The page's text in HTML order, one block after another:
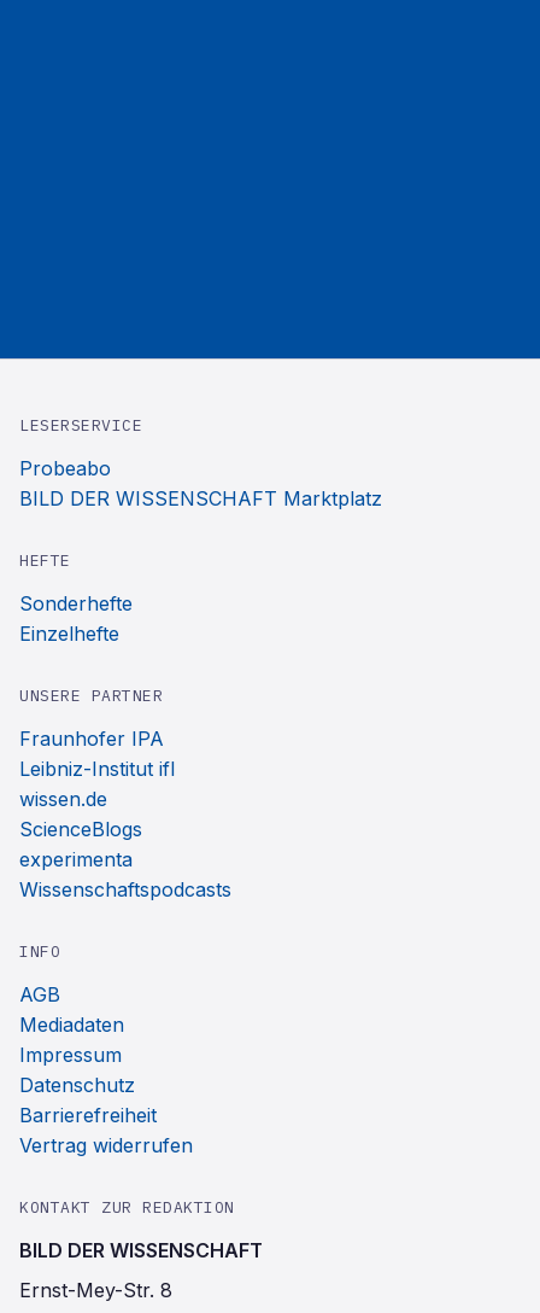
LESERSERVICE
Probeabo
BILD DER WISSENSCHAFT Marktplatz
HEFTE
Sonderhefte
Einzelhefte
UNSERE PARTNER
Fraunhofer IPA
Leibniz-Institut ifl
wissen.de
ScienceBlogs
experimenta
Wissenschaftspodcasts
INFO
AGB
Mediadaten
Impressum
Datenschutz
Barrierefreiheit
Vertrag widerrufen
KONTAKT ZUR REDAKTION
BILD DER WISSENSCHAFT
Ernst-Mey-Str. 8